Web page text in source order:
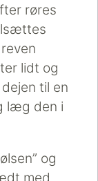
røres
lidt og
til en
læg den i
og